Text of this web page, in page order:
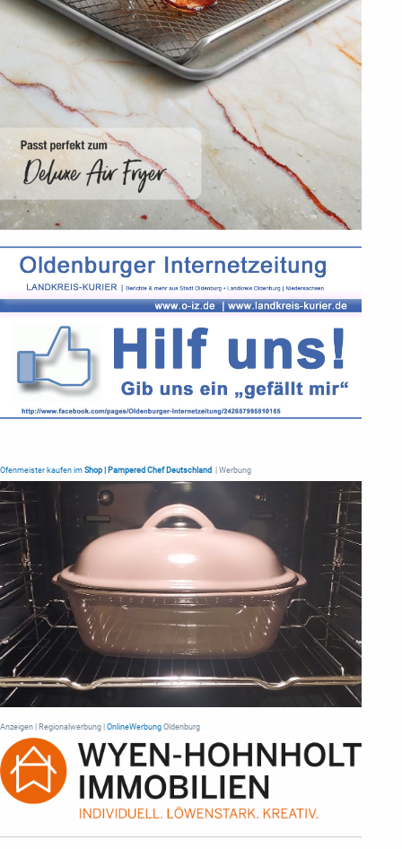
Ofenmeister kaufen im Shop | Pampered Chef Deutschland | Werbung
Anzeigen | Regionalwerbung | OnlineWerbung Oldenburg